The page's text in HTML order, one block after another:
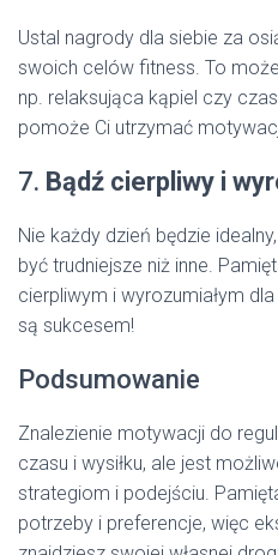
Ustal nagrody dla siebie za
swoich celów fitness. To
np. relaksująca kąpiel czy
pomoże Ci utrzymać
7. Bądź cierpliwy i
Nie każdy dzień będzie
być trudniejsze niż inne.
cierpliwym i wyrozumiałym
są sukcesem!
Podsumowanie
Znalezienie motywacji do
czasu i wysiłku, ale jest
strategiom i podejściu.
potrzeby i preferencje, więc